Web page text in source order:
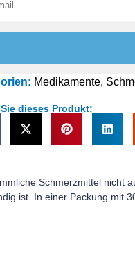
Medikamente,
dieses Produkt:
Schmerzmittel nicht
ist. In einer Packung mit